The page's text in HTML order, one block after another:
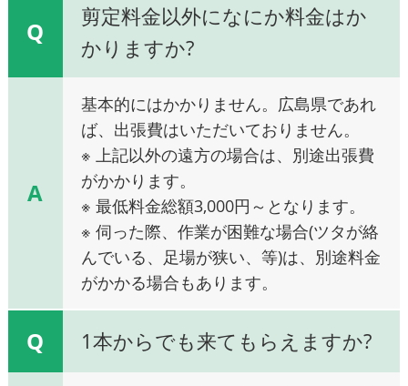
Q
剪定料金以外になにか料金はか
かりますか?
A
基本的にはかかりません。広島県であれ
ば、出張費はいただいておりません。
※ 上記以外の遠方の場合は、別途出張費
がかかります。
※ 最低料金総額3,000円～となります。
※ 伺った際、作業が困難な場合(ツタが絡
んでいる、足場が狭い、等)は、別途料金
がかかる場合もあります。
Q 1本からでも来てもらえますか?